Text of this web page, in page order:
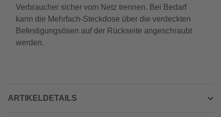
Verbraucher sicher vom Netz trennen. Bei Bedarf
kann die Mehrfach-Steckdose über die verdeckten
Befestigungsösen auf der Rückseite angeschraubt
werden.
ARTIKELDETAILS